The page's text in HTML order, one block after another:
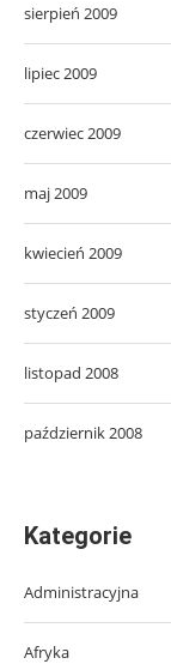
sierpień 2009
lipiec 2009
czerwiec 2009
maj 2009
kwiecień 2009
styczeń 2009
listopad 2008
październik 2008
Kategorie
Administracyjna
Afryka